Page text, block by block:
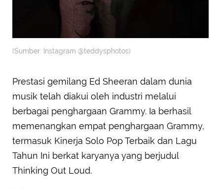
(Sumber: Instagram @teddysphotos)
Prestasi gemilang Ed Sheeran dalam dunia
musik telah diakui oleh industri melalui
berbagai penghargaan Grammy. Ia berhasil
memenangkan empat penghargaan Grammy,
termasuk Kinerja Solo Pop Terbaik dan Lagu
Tahun Ini berkat karyanya yang berjudul
Thinking Out Loud.